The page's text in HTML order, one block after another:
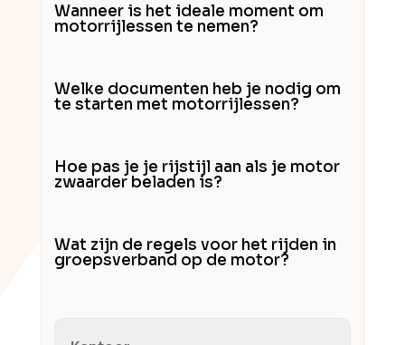
Wanneer is het ideale moment om
motorrijlessen te nemen?
Welke documenten heb je nodig om
te starten met motorrijlessen?
Hoe pas je je rijstijl aan als je motor
zwaarder beladen is?
Wat zijn de regels voor het rijden in
groepsverband op de motor?